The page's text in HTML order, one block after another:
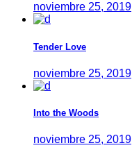
noviembre 25, 2019
Tender Love
noviembre 25, 2019
Into the Woods
noviembre 25, 2019